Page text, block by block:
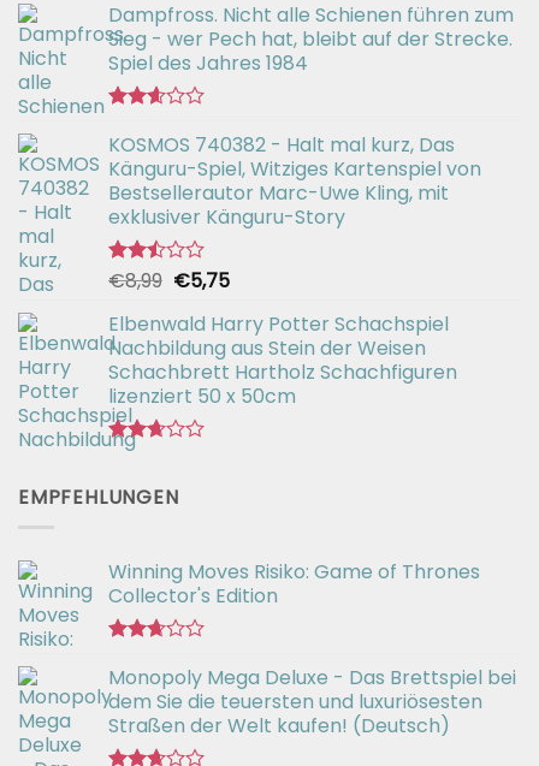
Dampfross. Nicht alle Schienen führen zum
Sieg - wer Pech hat, bleibt auf der Strecke.
Spiel des Jahres 1984
mit
2.57
von 5
KOSMOS 740382 - Halt mal kurz, Das
Känguru-Spiel, Witziges Kartenspiel von
Bestsellerautor Marc-Uwe Kling, mit
exklusiver Känguru-Story
Bewertet
2.50
von 5
€8,99 Ursprünglicher
war:
€8,99
€5,75Aktueller
ist:
€5,75.
Elbenwald Harry Potter Schachspiel
Nachbildung aus Stein der Weisen
Schachbrett Hartholz Schachfiguren
lizenziert 50 x 50cm
Bewertet
2.66
EMPFEHLUNGEN
Winning Moves Risiko: Game of Thrones
Collector's Edition
mit
2.66
von 5
Monopoly Mega Deluxe - Das Brettspiel bei
dem Sie die teuersten und luxuriösesten
Straßen der Welt kaufen! (Deutsch)